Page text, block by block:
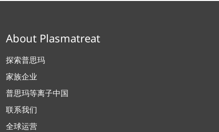
About Plasmatreat
探索普思玛
家族企业
普思玛等离子中国
联系我们
全球运营